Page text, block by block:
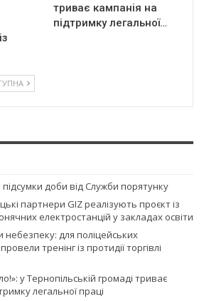
триває кампанія на
підтримку легальної…
доби від Служби порятунку
партнери GIZ реалізують проєкт із
електростанцій у закладах освіти
небезпеку: для поліцейських
тренінг із протидії торгівлі
у Тернопільській громаді триває
легальної праці